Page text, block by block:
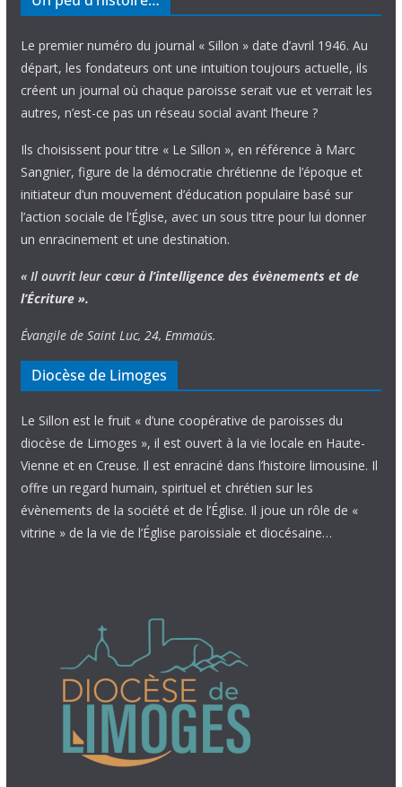
Le premier numéro du journal « Sillon » date d’avril 1946. Au
départ, les fondateurs ont une intuition toujours actuelle, ils
créent un journal où chaque paroisse serait vue et verrait les
autres, n’est-ce pas un réseau social avant l’heure ?
Ils choisissent pour titre « Le Sillon », en référence à Marc
Sangnier, figure de la démocratie chrétienne de l’époque et
initiateur d’un mouvement d’éducation populaire basé sur
l’action sociale de l’Église, avec un sous titre pour lui donner
un enracinement et une destination.
« Il ouvrit leur cœur à l’intelligence des évènements et de
l’Écriture ».
Évangile de Saint Luc, 24, Emmaüs.
Diocèse de Limoges
Le Sillon est le fruit « d’une coopérative de paroisses du
diocèse de Limoges », il est ouvert à la vie locale en Haute-
Vienne et en Creuse. Il est enraciné dans l’histoire limousine. Il
offre un regard humain, spirituel et chrétien sur les
évènements de la société et de l’Église. Il joue un rôle de «
vitrine » de la vie de l’Église paroissiale et diocésaine…